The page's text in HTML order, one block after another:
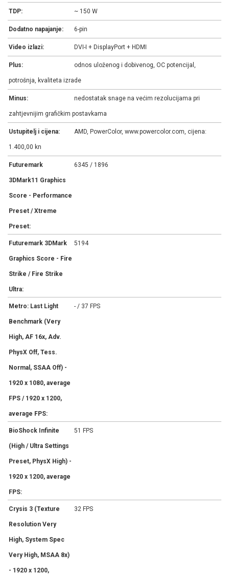
TDP: ~ 150 W
Dodatno napajanje: 6-pin
Video izlazi: DVI-I + DisplayPort + HDMI
Plus: odnos uloženog i dobivenog, OC potencijal,
potrošnja, kvaliteta izrade
Minus: nedostatak snage na većim rezolucijama pri
zahtjevnijim grafičkim postavkama
Ustupitelj i cijena: AMD, PowerColor, www.powercolor.com, cijena:
1.400,00 kn
Futuremark
3DMark11 Graphics
Score - Performance
Preset / Xtreme
Preset:
6345 / 1896
Futuremark 3DMark
Graphics Score - Fire
Strike / Fire Strike
Ultra:
5194
Metro: Last Light
Benchmark (Very
High, AF 16x, Adv.
PhysX Off, Tess.
Normal, SSAA Off) -
1920 x 1080, average
FPS / 1920 x 1200,
average FPS:
- / 37 FPS
BioShock Infinite
(High / Ultra Settings
Preset, PhysX High) -
1920 x 1200, average
FPS:
51 FPS
Crysis 3 (Texture
Resolution Very
High, System Spec
Very High, MSAA 8x)
- 1920 x 1200,
32 FPS